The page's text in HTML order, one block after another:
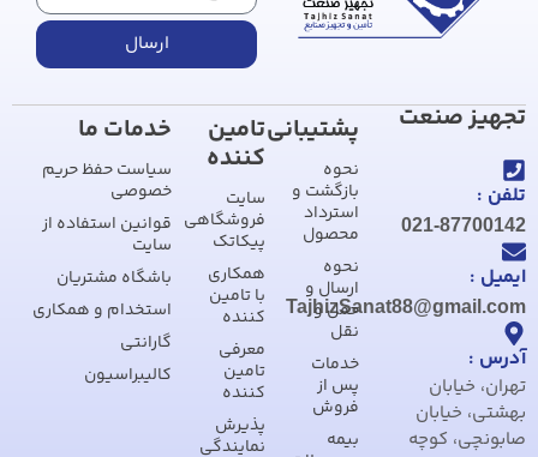
ارسال
تجهیز صنعت
تلفن :
021-87700142
ایمیل :
TajhizSanat88@gmail.com
آدرس :
تهران، خیابان
بهشتی، خیابان
صابونچی، کوچه
پشتیبانی
نحوه
بازگشت و
استرداد
محصول
نحوه
ارسال و
حمل و
نقل
خدمات
پس از
فروش
بیمه
تامین
کننده
سایت
فروشگاهی
پیکاتک
همکاری
با تامین
کننده
معرفی
تامین
کننده
پذیرش
نمایندگی
خدمات ما
سیاست حفظ حریم
خصوصی
قوانین استفاده از
سایت
باشگاه مشتریان
استخدام و همکاری
گارانتی
کالیبراسیون